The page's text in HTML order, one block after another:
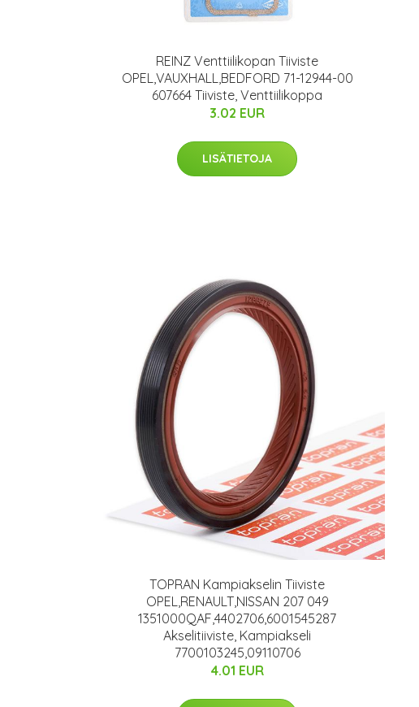
REINZ Venttiilikopan Tiiviste
OPEL,VAUXHALL,BEDFORD 71-12944-00
607664 Tiiviste, Venttiilikoppa
3.02 EUR
LISÄTIETOJA
TOPRAN Kampiakselin Tiiviste
OPEL,RENAULT,NISSAN 207 049
1351000QAF,4402706,6001545287
Akselitiiviste, Kampiakseli
7700103245,09110706
4.01 EUR